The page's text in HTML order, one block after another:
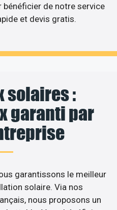
de notre service
et devis gratis.
solaires :
garanti par
garantissons le meilleur
solaire. Via nos
nous proposons un